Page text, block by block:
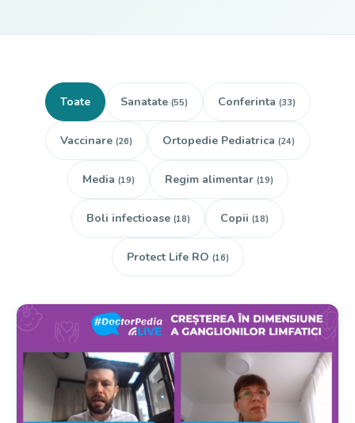
Toate Sanatate (55) Conferinta (33)
Vaccinare (26) Ortopedie Pediatrica (24)
Media (19) Regim alimentar (19)
Boli infectioase (18) Copii (18)
Protect Life RO (16)